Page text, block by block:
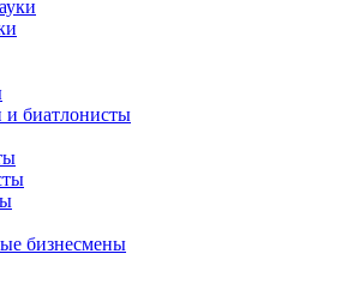
биатлонисты
бизнесмены